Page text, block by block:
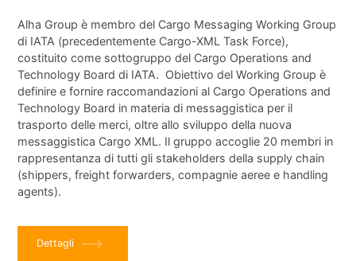
Alha Group è membro del Cargo Messaging Working Group
di IATA (precedentemente Cargo-XML Task Force),
costituito come sottogruppo del Cargo Operations and
Technology Board di IATA. Obiettivo del Working Group è
definire e fornire raccomandazioni al Cargo Operations and
Technology Board in materia di messaggistica per il
trasporto delle merci, oltre allo sviluppo della nuova
messaggistica Cargo XML. Il gruppo accoglie 20 membri in
rappresentanza di tutti gli stakeholders della supply chain
(shippers, freight forwarders, compagnie aeree e handling
agents).
Dettagli